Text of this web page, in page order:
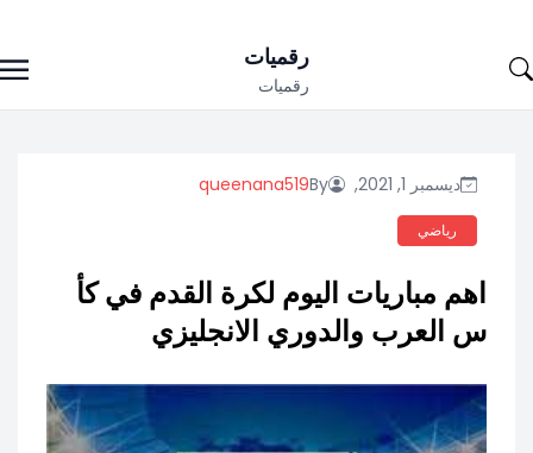
to
رقميات
رقميات
ديسمبر 1, 2021, By
queenana519
رياضي
اهم مباريات اليوم لكرة القدم في كأ
س العرب والدوري الانجليزي